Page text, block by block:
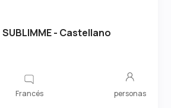
SUBLIMME - Castellano
Francés personas